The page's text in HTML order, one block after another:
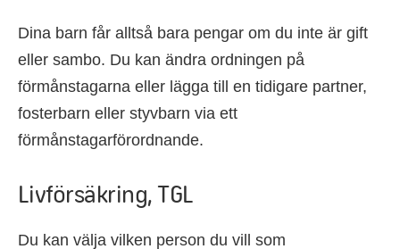
Dina barn får alltså bara pengar om du inte är gift
eller sambo. Du kan ändra ordningen på
förmånstagarna eller lägga till en tidigare partner,
fosterbarn eller styvbarn via ett
förmånstagarförordnande.
Livförsäkring, TGL
Du kan välja vilken person du vill som